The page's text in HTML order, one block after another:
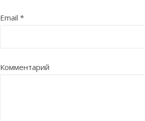
Email *
Комментарий